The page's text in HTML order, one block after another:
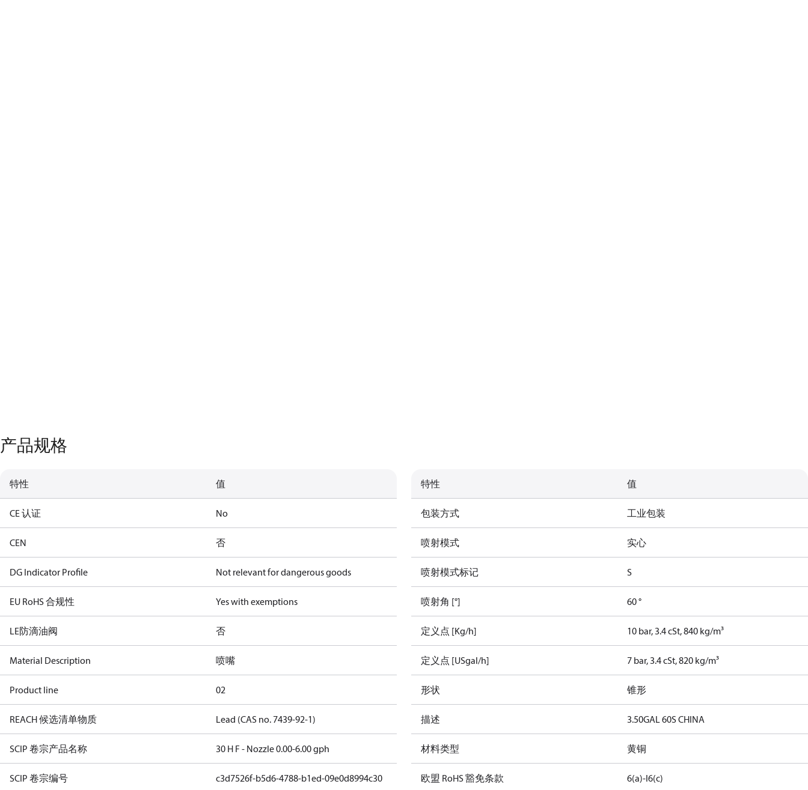
产品规格
特性 值
CE 认证 No
CEN 否
DG Indicator Profile Not relevant for dangerous goods
EU RoHS 合规性 Yes with exemptions
LE防滴油阀 否
Material Description 喷嘴
Product line 02
REACH 候选清单物质 Lead (CAS no. 7439-92-1)
SCIP 卷宗产品名称 30 H F - Nozzle 0.00-6.00 gph
SCIP 卷宗编号 c3d7526f-b5d6-4788-b1ed-09e0d8994c30
特性 值
包装方式 工业包装
喷射模式 实心
喷射模式标记 S
喷射角 [°] 60 °
定义点 [Kg/h] 10 bar, 3.4 cSt, 840 kg/m³
定义点 [USgal/h] 7 bar, 3.4 cSt, 820 kg/m³
形状 锥形
描述 3.50GAL 60S CHINA
材料类型 黄铜
欧盟 RoHS 豁免条款 6(a)-I6(c)